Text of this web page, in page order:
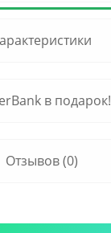
в подарок!
Отзывов (0)